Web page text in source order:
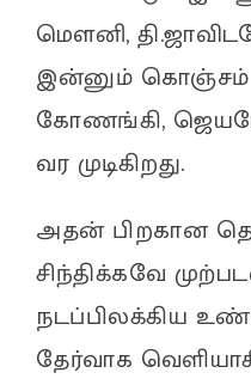
மௌனி,
இன்னும் கொஞ்சம்
கோணங்கி,
வர முடிகிறது.
அதன் பிறகான
சிந்திக்கவே
நடப்பிலக்கிய
தேர்வாக